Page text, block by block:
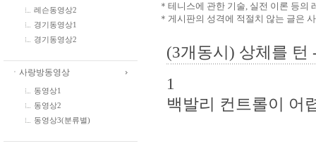
레슨동영상2
경기동영상1
경기동영상2
ㆍ사랑방동영상
동영상1
동영상2
동영상3(분류별)
＊테니스에 관한 기술, 실전 이론 등의
＊게시판의 성격에 적절치 않는 글은
(3개동시) 상체를 턴
1
백발리 컨트롤이 어